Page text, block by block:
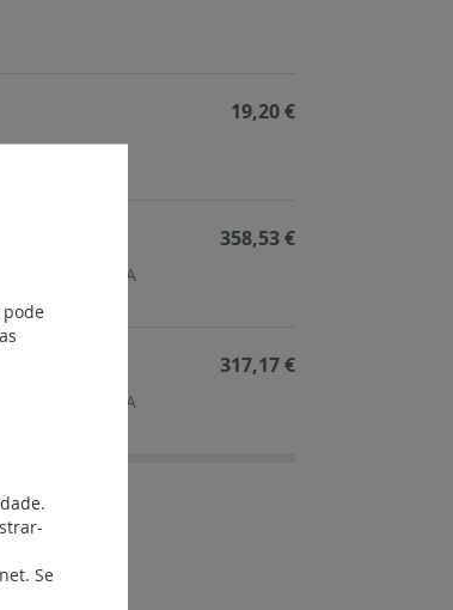
19,20 €
- 22 A - 50 kA
358,53 €
- 17 A - 50 kA
317,17 €
pode
Se